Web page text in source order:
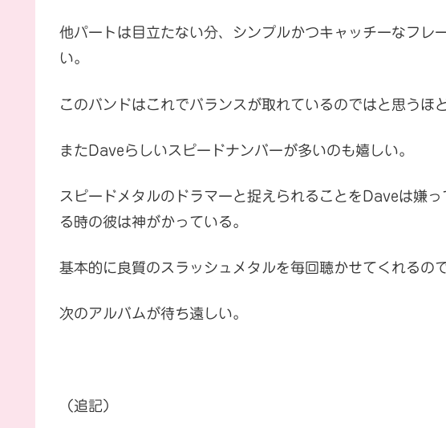
他パートは目立たない分、シンプルかつキャッチーなフレ
い。
このバンドはこれでバランスが取れているのではと思うほど
またDaveらしいスピードナンバーが多いのも嬉しい。
スピードメタルのドラマーと捉えられることをDaveは嫌
る時の彼は神がかっている。
基本的に良質のスラッシュメタルを毎回聴かせてくれるの
次のアルバムが待ち遠しい。
（追記）